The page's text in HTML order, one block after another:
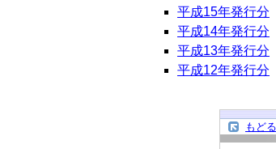
平成15年発行分
平成14年発行分
平成13年発行分
平成12年発行分
もどる